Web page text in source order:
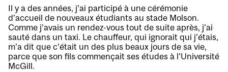
Il y a des années, j’ai participé à une cérémonie
d’accueil de nouveaux étudiants au stade Molson.
Comme j’avais un rendez-vous tout de suite après, j’ai
sauté dans un taxi. Le chauffeur, qui ignorait qui j’étais,
m’a dit que c’était un des plus beaux jours de sa vie,
parce que son fils commençait ses études à l’Université
McGill.